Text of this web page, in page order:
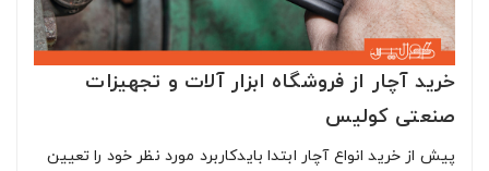
خرید آچار از فروشگاه ابزار آلات و تجهیزات
صنعتی کولیس
پیش از خرید انواع آچار ابتدا بایدکاربرد مورد نظر خود را تعیین